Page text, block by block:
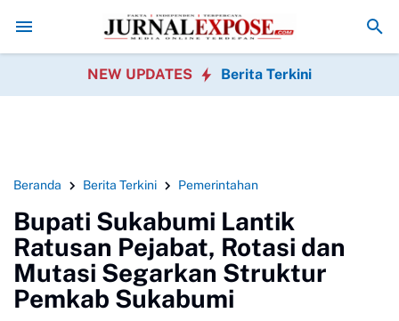
SDN Pasirwalang KecewaSEKBER FAHMI Desak Polrestabes
NEW UPDATES Berita Terkini
Beranda Berita Terkini Pemerintahan
Bupati Sukabumi Lantik
Ratusan Pejabat, Rotasi dan
Mutasi Segarkan Struktur
Pemkab Sukabumi